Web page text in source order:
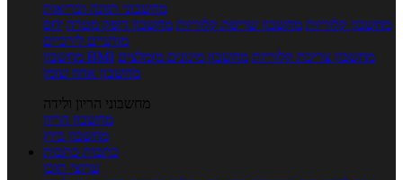
מחשבוני תזונה ובריאות
מחשבון קלוריות מחשבון שריפת קלוריות מחשבון דופק מטרה יחס
מותניים לירכיים
מחשבון BMI
מחשבון צריכת קלוריות מחשבון מינונים מומלצים
מחשבון אחוז שומן
מחשבוני הריון ולידה
מחשבון הריון
מחשבון ביוץ
כתבות כתבות
ערוצי תוכן